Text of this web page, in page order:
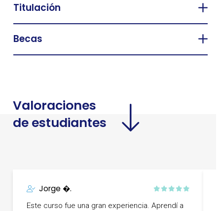
Titulación
Becas
Valoraciones
de estudiantes
Jorge �.
Este curso fue una gran experiencia. Aprendí a